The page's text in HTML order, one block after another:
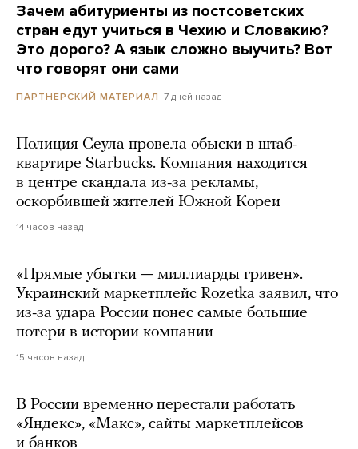
Зачем абитуриенты из постсоветских
стран едут учиться в Чехию и Словакию?
Это дорого? А язык сложно выучить? Вот
что говорят они сами
ПАРТНЕРСКИЙ МАТЕРИАЛ 7 дней назад
Полиция Сеула провела обыски в штаб-
квартире Starbucks. Компания находится
в центре скандала из-за рекламы,
оскорбившей жителей Южной Кореи
14 часов назад
«Прямые убытки — миллиарды гривен».
Украинский маркетплейс Rozetka заявил, что
из-за удара России понес самые большие
потери в истории компании
15 часов назад
В России временно перестали работать
«Яндекс», «Макс», сайты маркетплейсов
и банков